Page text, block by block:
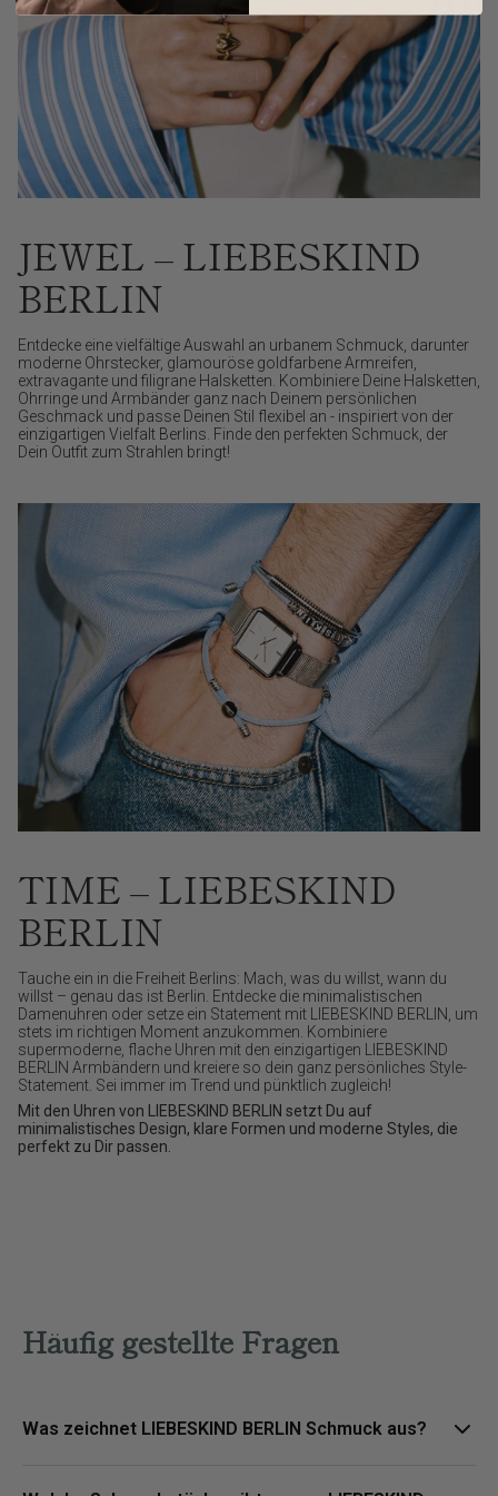
JEWEL – LIEBESKIND
BERLIN
Entdecke eine vielfältige Auswahl an urbanem Schmuck, darunter
moderne Ohrstecker, glamouröse goldfarbene Armreifen,
extravagante und filigrane Halsketten. Kombiniere Deine Halsketten,
Ohrringe und Armbänder ganz nach Deinem persönlichen
Geschmack und passe Deinen Stil flexibel an - inspiriert von der
einzigartigen Vielfalt Berlins. Finde den perfekten Schmuck, der
Dein Outfit zum Strahlen bringt!
TIME – LIEBESKIND
BERLIN
Tauche ein in die Freiheit Berlins: Mach, was du willst, wann du
willst – genau das ist Berlin. Entdecke die minimalistischen
Damenuhren oder setze ein Statement mit LIEBESKIND BERLIN, um
stets im richtigen Moment anzukommen. Kombiniere
supermoderne, flache Uhren mit den einzigartigen LIEBESKIND
BERLIN Armbändern und kreiere so dein ganz persönliches Style-
Statement. Sei immer im Trend und pünktlich zugleich!
Mit den Uhren von LIEBESKIND BERLIN setzt Du auf
minimalistisches Design, klare Formen und moderne Styles, die
perfekt zu Dir passen.
Häufig gestellte Fragen
Was zeichnet LIEBESKIND BERLIN Schmuck aus?